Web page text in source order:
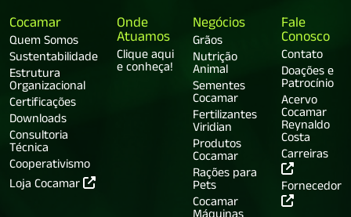
Cocamar
Quem Somos
Sustentabilidade
Estrutura
Organizacional
Certificações
Downloads
Consultoria
Técnica
Cooperativismo
Loja Cocamar
Onde
Atuamos
Clique aqui
e conheça!
Negócios
Grãos
Nutrição
Animal
Sementes
Cocamar
Fertilizantes
Viridian
Produtos
Cocamar
Rações para
Pets
Cocamar
Fale
Conosco
Contato
Doações e
Patrocínio
Acervo
Cocamar
Reynaldo
Costa
Carreiras
Fornecedor